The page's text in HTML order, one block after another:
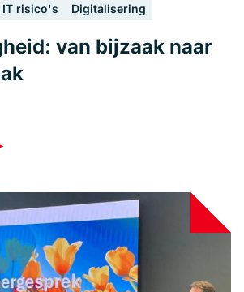
IT risico's Digitalisering
van bijzaak naar